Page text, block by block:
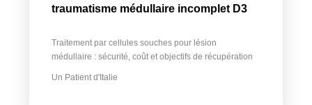
traumatisme médullaire incomplet D3
Traitement par cellules souches pour lésion
médullaire : sécurité, coût et objectifs de récupération
Un Patient d'Italie